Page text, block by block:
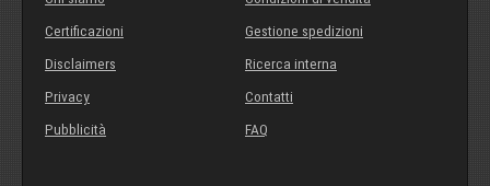
Certificazioni
Disclaimers
Privacy
Pubblicità
Gestione spedizioni
Ricerca interna
Contatti
FAQ